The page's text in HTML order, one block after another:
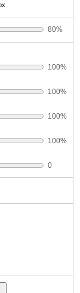
80%
100%
100%
100%
100%
0